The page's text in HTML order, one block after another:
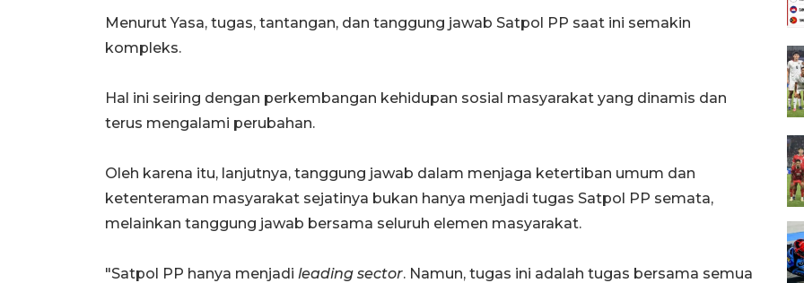
‎Menurut Yasa, tugas, tantangan, dan tanggung jawab Satpol PP saat ini semakin
kompleks.
‎Hal ini seiring dengan perkembangan kehidupan sosial masyarakat yang dinamis dan
terus mengalami perubahan.
‎Oleh karena itu, lanjutnya, tanggung jawab dalam menjaga ketertiban umum dan
ketenteraman masyarakat sejatinya bukan hanya menjadi tugas Satpol PP semata,
melainkan tanggung jawab bersama seluruh elemen masyarakat.
‎"Satpol PP hanya menjadi leading sector. Namun, tugas ini adalah tugas bersama semua